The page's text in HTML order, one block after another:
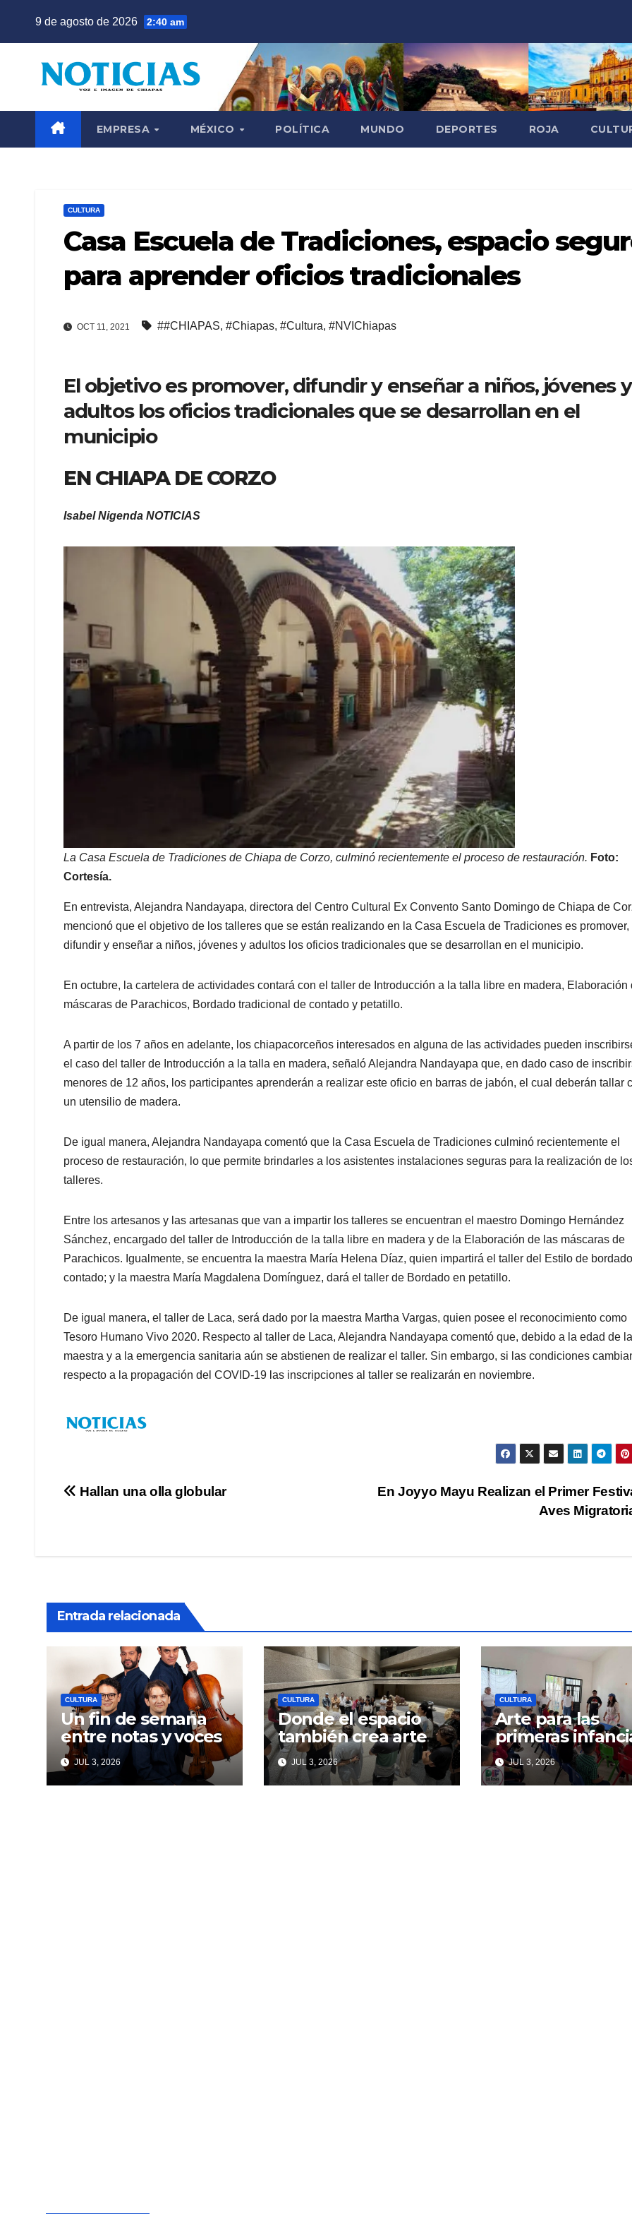
9 de agosto de 2026 2:40 am
EMPRESA MÉXICO POLÍTICA MUNDO DEPORTES ROJA
CULTURA
Casa Escuela de Tradiciones, espacio
para aprender oficios tradicionales
OCT 11, 2021 ##CHIAPAS, #Chiapas, #Cultura, #NVIChiapas
El objetivo es promover, difundir y enseñar a niños, jóvenes y
adultos los oficios tradicionales que se desarrollan en el
municipio
EN CHIAPA DE CORZO
Isabel Nigenda NOTICIAS
La Casa Escuela de Tradiciones de Chiapa de Corzo, culminó recientemente el proceso de restauración. Foto:
Cortesía.
En entrevista, Alejandra Nandayapa, directora del Centro Cultural Ex Convento Santo Domingo de Chiapa de
mencionó que el objetivo de los talleres que se están realizando en la Casa Escuela de Tradiciones es promover,
difundir y enseñar a niños, jóvenes y adultos los oficios tradicionales que se desarrollan en el municipio.
En octubre, la cartelera de actividades contará con el taller de Introducción a la talla libre en madera, Elaboración
máscaras de Parachicos, Bordado tradicional de contado y petatillo.
A partir de los 7 años en adelante, los chiapacorceños interesados en alguna de las actividades pueden
el caso del taller de Introducción a la talla en madera, señaló Alejandra Nandayapa que, en dado caso de
menores de 12 años, los participantes aprenderán a realizar este oficio en barras de jabón, el cual deberán tallar
un utensilio de madera.
De igual manera, Alejandra Nandayapa comentó que la Casa Escuela de Tradiciones culminó recientemente el
proceso de restauración, lo que permite brindarles a los asistentes instalaciones seguras para la realización de
talleres.
Entre los artesanos y las artesanas que van a impartir los talleres se encuentran el maestro Domingo Hernández
Sánchez, encargado del taller de Introducción de la talla libre en madera y de la Elaboración de las máscaras de
Parachicos. Igualmente, se encuentra la maestra María Helena Díaz, quien impartirá el taller del Estilo de bordado
contado; y la maestra María Magdalena Domínguez, dará el taller de Bordado en petatillo.
De igual manera, el taller de Laca, será dado por la maestra Martha Vargas, quien posee el reconocimiento como
Tesoro Humano Vivo 2020. Respecto al taller de Laca, Alejandra Nandayapa comentó que, debido a la edad de la
maestra y a la emergencia sanitaria aún se abstienen de realizar el taller. Sin embargo, si las condiciones
respecto a la propagación del COVID-19 las inscripciones al taller se realizarán en noviembre.
Navegación
En Joyyo Mayu Realizan el Primer
Aves
Hallan una olla globular
Entrada relacionada
CULTURA
Un fin de semana
entre notas y voces
JUL 3, 2026
CULTURA
Donde el espacio
también crea arte
JUL 3, 2026
CULTURA
Arte para las
primeras
JUL 3, 2026